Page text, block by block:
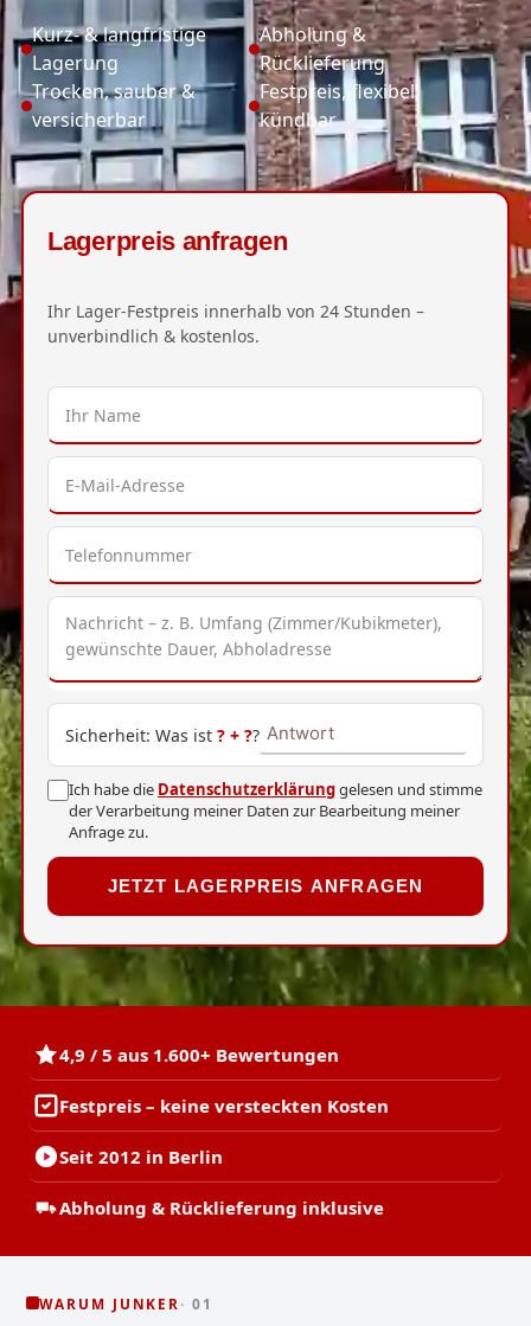
Kurz- & langfristige
Lagerung
Abholung &
Rücklieferung
Trocken, sauber &
versicherbar
Festpreis, flexibel
kündbar
Lagerpreis anfragen
Ihr Lager-Festpreis innerhalb von 24 Stunden –
unverbindlich & kostenlos.
Sicherheit: Was ist ? + ??
Ich habe die Datenschutzerklärunggelesen und stimme
der Verarbeitung meiner Daten zur Bearbeitung meiner
Anfrage zu.
JETZT LAGERPREIS ANFRAGEN
4,9 / 5 aus 1.600+ Bewertungen
Festpreis – keine versteckten Kosten
Seit 2012 in Berlin
Abholung & Rücklieferung inklusive
WARUM JUNKER · 01